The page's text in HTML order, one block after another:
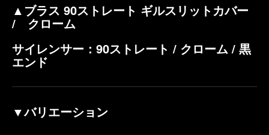
▲ブラス 90ストレート ギルスリットカバー
/ クローム
サイレンサー：90ストレート / クローム / 黒
エンド
▼バリエーション